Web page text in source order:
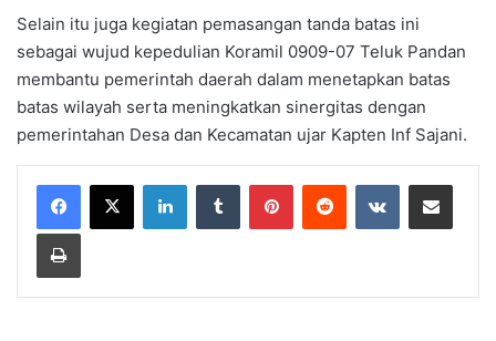
Selain itu juga kegiatan pemasangan tanda batas ini
sebagai wujud kepedulian Koramil 0909-07 Teluk Pandan
membantu pemerintah daerah dalam menetapkan batas
batas wilayah serta meningkatkan sinergitas dengan
pemerintahan Desa dan Kecamatan ujar Kapten Inf Sajani.
LinkedInTumblr PinterestReddit VKontakteShare via Email
Print